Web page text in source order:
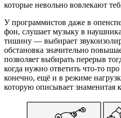
которые невольно вовлекают
У программистов даже в
фон, слушает музыку в
тишину — выбирает
обстановка значительно
позволяет выбирать перерыв
когда нужно ответить что-то
конечно, ещё и в режиме
которую описывает знаменитая